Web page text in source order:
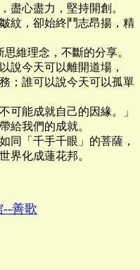
盡心盡力，堅持開創。
紋，卻始終鬥志昂揚，精
維理念，不斷的分享。
說今天可以離開道場，
；誰可以說今天可以孤單
可能成就自己的因緣。」
給我們的成就。
同「千手千眼」的菩薩，
界化成蓮花邦。
--善歌